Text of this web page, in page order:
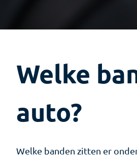
Welke
auto?
Welke banden zitten er